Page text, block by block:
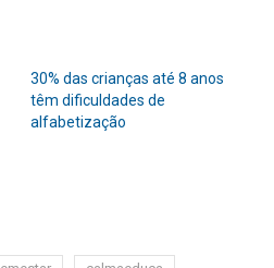
30% das crianças até 8 anos
têm dificuldades de
alfabetização